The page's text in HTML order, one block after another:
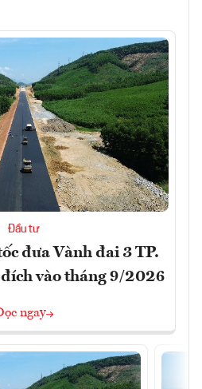
Đầu tư
đưa Vành đai 3 TP.
vào tháng 9/2026
ngay